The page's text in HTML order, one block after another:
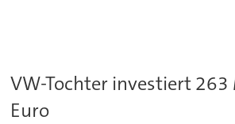
VW-Tochter investiert
Euro